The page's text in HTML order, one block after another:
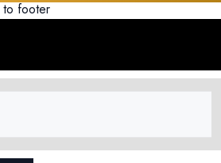
to footer